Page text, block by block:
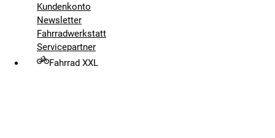
Kundenkonto
Newsletter
Fahrradwerkstatt
Servicepartner
Fahrrad XXL